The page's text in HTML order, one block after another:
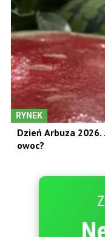
RYNEK
Dzień Arbuza
owoc?